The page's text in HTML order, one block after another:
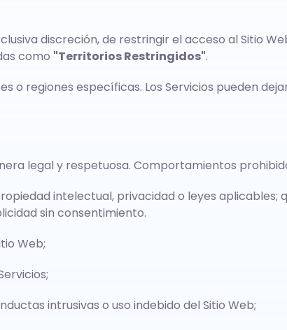
discreción, de restringir el acceso al Sitio
como "Territorios Restringidos".
o regiones específicas. Los Servicios pueden
legal y respetuosa. Comportamientos
intelectual, privacidad o leyes aplicables;
sin consentimiento.
Web;
intrusivas o uso indebido del Sitio Web;